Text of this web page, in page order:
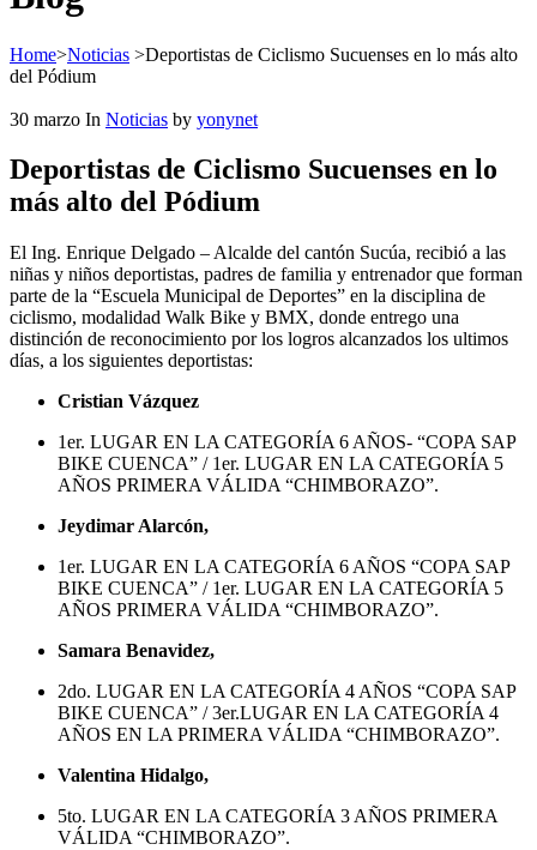
Home>Noticias >Deportistas de Ciclismo Sucuenses en lo más alto
del Pódium
30 marzo In Noticias by yonynet
Deportistas de Ciclismo Sucuenses en lo
más alto del Pódium
El Ing. Enrique Delgado – Alcalde del cantón Sucúa, recibió a las
niñas y niños deportistas, padres de familia y entrenador que forman
parte de la “Escuela Municipal de Deportes” en la disciplina de
ciclismo, modalidad Walk Bike y BMX, donde entrego una
distinción de reconocimiento por los logros alcanzados los ultimos
días, a los siguientes deportistas:
Cristian Vázquez
1er. LUGAR EN LA CATEGORÍA 6 AÑOS- “COPA SAP
BIKE CUENCA” / 1er. LUGAR EN LA CATEGORÍA 5
AÑOS PRIMERA VÁLIDA “CHIMBORAZO”.
Jeydimar Alarcón,
1er. LUGAR EN LA CATEGORÍA 6 AÑOS “COPA SAP
BIKE CUENCA” / 1er. LUGAR EN LA CATEGORÍA 5
AÑOS PRIMERA VÁLIDA “CHIMBORAZO”.
Samara Benavidez,
2do. LUGAR EN LA CATEGORÍA 4 AÑOS “COPA SAP
BIKE CUENCA” / 3er.LUGAR EN LA CATEGORÍA 4
AÑOS EN LA PRIMERA VÁLIDA “CHIMBORAZO”.
Valentina Hidalgo,
5to. LUGAR EN LA CATEGORÍA 3 AÑOS PRIMERA
VÁLIDA “CHIMBORAZO”.